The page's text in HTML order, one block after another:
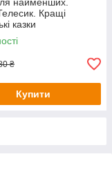
Кращі
казки
₴
Купити